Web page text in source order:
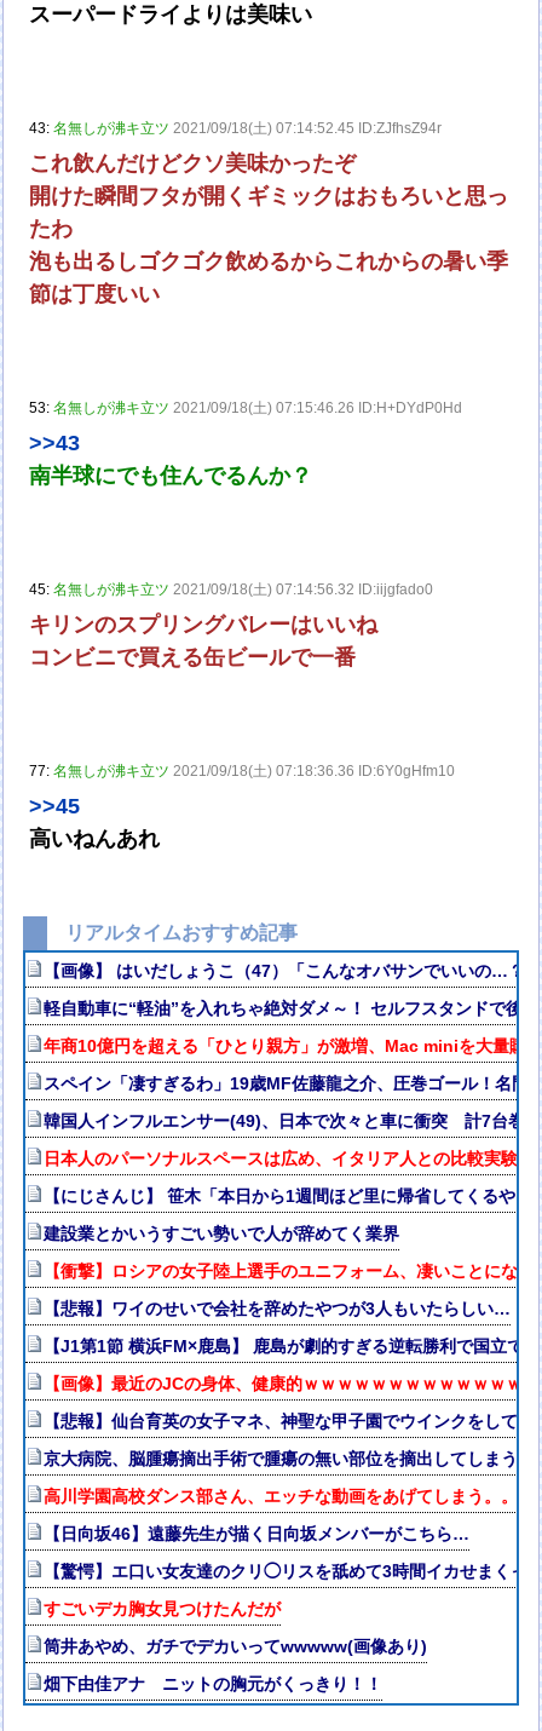
スーパードライよりは美味い
43:名無しが沸キ立ツ 2021/09/18(土) 07:14:52.45 ID:ZJfhsZ94r
これ飲んだけどクソ美味かったぞ
開けた瞬間フタが開くギミックはおもろいと思っ
たわ
泡も出るしゴクゴク飲めるからこれからの暑い季
節は丁度いい
53:名無しが沸キ立ツ 2021/09/18(土) 07:15:46.26 ID:H+DYdP0Hd
>>43
南半球にでも住んでるんか？
45:名無しが沸キ立ツ 2021/09/18(土) 07:14:56.32 ID:iijgfado0
キリンのスプリングバレーはいいね
コンビニで買える缶ビールで一番
77:名無しが沸キ立ツ 2021/09/18(土) 07:18:36.36 ID:6Y0gHfm10
>>45
高いねんあれ
リアルタイムおすすめ記事
【画像】 はいだしょうこ（47）「こんなオバサンでいいの…？」
軽自動車に“軽油”を入れちゃ絶対ダメ～！ セルフスタンドで後
年商10億円を超える「ひとり親方」が激増、Mac miniを大量購
スペイン「凄すぎるわ」19歳MF佐藤龍之介、圧巻ゴール！名
韓国人インフルエンサー(49)、日本で次々と車に衝突 計7台巻
日本人のパーソナルスペースは広め、イタリア人との比較実験で
【にじさんじ】 笹木「本日から1週間ほど里に帰省してくるや
建設業とかいうすごい勢いで人が辞めてく業界
【衝撃】ロシアの女子陸上選手のユニフォーム、凄いことになる
【悲報】ワイのせいで会社を辞めたやつが3人もいたらしい…
【J1第1節 横浜FM×鹿島】 鹿島が劇的すぎる逆転勝利で国立で
【画像】最近のJCの身体、健康的ｗｗｗｗｗｗｗｗｗｗｗｗｗ
【悲報】仙台育英の女子マネ、神聖な甲子園でウインクをしてし
京大病院、脳腫瘍摘出手術で腫瘍の無い部位を摘出してしま
高川学園高校ダンス部さん、エッチな動画をあげてしまう。。。
【日向坂46】遠藤先生が描く日向坂メンバーがこちら…
【驚愕】エ口い女友達のクリ◯リスを舐めて3時間イカせまくっ
すごいデカ胸女見つけたんだが
筒井あやめ、ガチでデカいってwwwww(画像あり)
畑下由佳アナ ニットの胸元がくっきり！！